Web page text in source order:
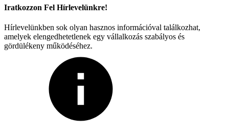
Iratkozzon Fel Hírlevelünkre!
Hírlevelünkben sok olyan hasznos információval találkozhat,
amelyek elengedhetetlenek egy vállalkozás szabályos és
gördülékeny működéséhez.